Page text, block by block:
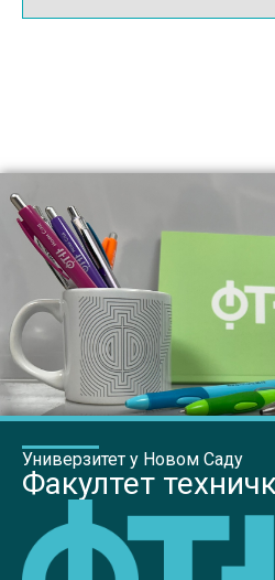
Универзитет у Новом Саду
Факултет